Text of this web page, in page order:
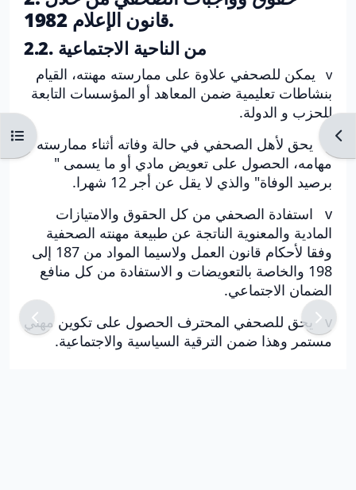
Ouvrir l’index du cours
قانون الإعلام 1982.
2.2. من الناحية الاجتماعية
v
يمكن للصحفي علاوة على ممارسته مهنته، القيام
بنشاطات تعليمية ضمن المعاهد أو المؤسسات التابعة
للحزب و الدولة.
v يحق لأهل الصحفي في حالة وفاته أثناء ممارسته
مهامه، الحصول على تعويض مادي أو ما يسمى "
برصيد الوفاة" والذي لا يقل عن أجر 12 شهرا.
v استفادة الصحفي من كل الحقوق والامتيازات
المادية والمعنوية الناتجة عن طبيعة مهنته الصحفية
وفقا لأحكام قانون العمل ولاسيما المواد من 187 إلى
198 والخاصة بالتعويضات و الاستفادة من كل منافع
الضمان الاجتماعي.
v يحق للصحفي المحترف الحصول على تكوين مهني
مستمر وهذا ضمن الترقية السياسية والاجتماعية.